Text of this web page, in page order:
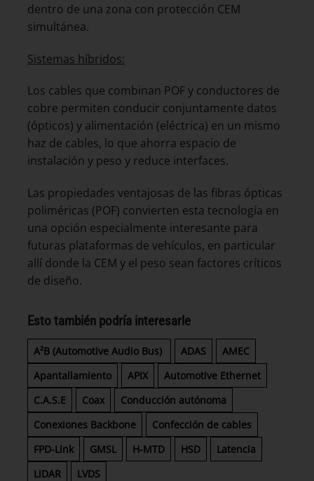
dentro de una zona con protección CEM
simultánea.
Sistemas híbridos:
Los cables que combinan POF y conductores de
cobre permiten conducir conjuntamente datos
(ópticos) y alimentación (eléctrica) en un mismo
haz de cables, lo que ahorra espacio de
instalación y peso y reduce interfaces.
Las propiedades ventajosas de las fibras ópticas
poliméricas (POF) convierten esta tecnología en
una opción especialmente interesante para
futuras plataformas de vehículos, en particular
allí donde la CEM y el peso sean factores críticos
de diseño.
Esto también podría interesarle
A²B (Automotive Audio Bus) ADAS
AMEC
Apantallamiento
APIX
Automotive Ethernet
C.A.S.E
Coax
Conducción autónoma
Conexiones Backbone
Confección de cables
FPD-Link
GMSL H-MTD HSD
Latencia
LiDAR
LVDS